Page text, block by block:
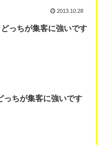
2013.10.28
っちが集客に強いです
っちが集客に強いです